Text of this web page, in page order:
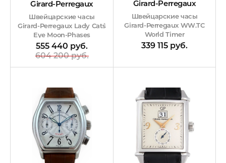
Girard-Perregaux
Швейцарские часы
Girard-Perregaux Lady Cat`s
Eye Moon-Phases
555 440 руб.
604 200 руб.
Girard-Perregaux
Швейцарские часы
Girard-Perregaux WW.TC
World Timer
339 115 руб.